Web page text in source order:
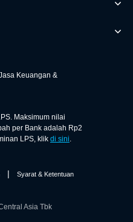
Keuangan &
Maksimum nilai
per Bank adalah Rp2
LPS, klik di sini.
| Syarat & Ketentuan
Asia Tbk